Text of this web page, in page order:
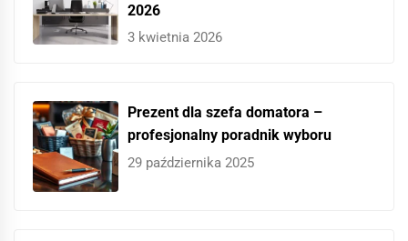
2026
3 kwietnia 2026
Prezent dla szefa domatora –
profesjonalny poradnik wyboru
29 października 2025